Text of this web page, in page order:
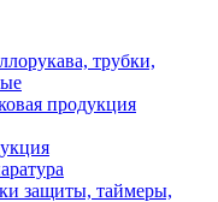
трубки,
продукция
защиты, таймеры,